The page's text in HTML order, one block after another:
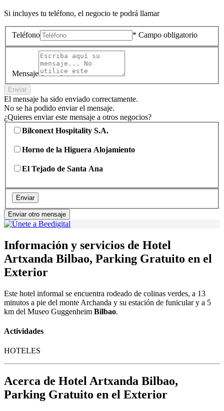
Si incluyes tu teléfono, el negocio te podrá llamar
Teléfono * Campo obligatorio
Mensaje
Enviar
El mensaje ha sido enviado correctamente.
No se ha podido enviar el mensaje.
¿Quieres enviar este mensaje a otros negocios?
Bilconext Hospitality S.A.
Horno de la Higuera Alojamiento
El Tejado de Santa Ana
Enviar
Enviar otro mensaje
Información y servicios de Hotel
Artxanda Bilbao, Parking Gratuito en el
Exterior
Este hotel informal se encuentra rodeado de colinas verdes, a 13
minutos a pie del monte Archanda y su estación de funicular y a 5
km del Museo Guggenheim Bilbao.
Actividades
HOTELES
Acerca de Hotel Artxanda Bilbao,
Parking Gratuito en el Exterior